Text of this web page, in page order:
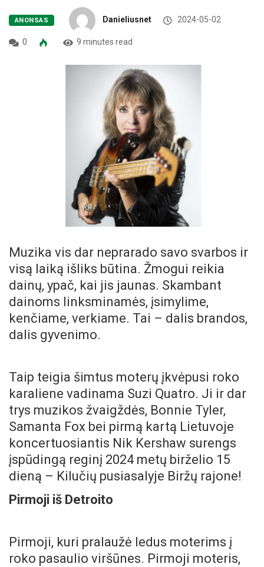
ANONSAS Danieliusnet 2024-05-02
0 9 minutes read
Muzika vis dar neprarado savo svarbos ir
visą laiką išliks būtina. Žmogui reikia
dainų, ypač, kai jis jaunas. Skambant
dainoms linksminamės, įsimylime,
kenčiame, verkiame. Tai – dalis brandos,
dalis gyvenimo.
Taip teigia šimtus moterų įkvėpusi roko
karaliene vadinama Suzi Quatro. Ji ir dar
trys muzikos žvaigždės, Bonnie Tyler,
Samanta Fox bei pirmą kartą Lietuvoje
koncertuosiantis Nik Kershaw surengs
įspūdingą reginį 2024 metų birželio 15
dieną – Kilučių pusiasalyje Biržų rajone!
Pirmoji iš Detroito
Pirmoji, kuri pralaužė ledus moterims į
roko pasaulio viršūnes. Pirmoji moteris,